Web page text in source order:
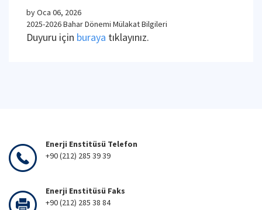
byOca 06, 2026
2025-2026 Bahar Dönemi Mülakat Bilgileri
Duyuru için buraya tıklayınız.
Enerji Enstitüsü Telefon
+90 (212) 285 39 39
Enerji Enstitüsü Faks
+90 (212) 285 38 84